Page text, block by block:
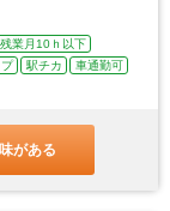
残業月10ｈ以下
駅チカ
車通勤可
がある